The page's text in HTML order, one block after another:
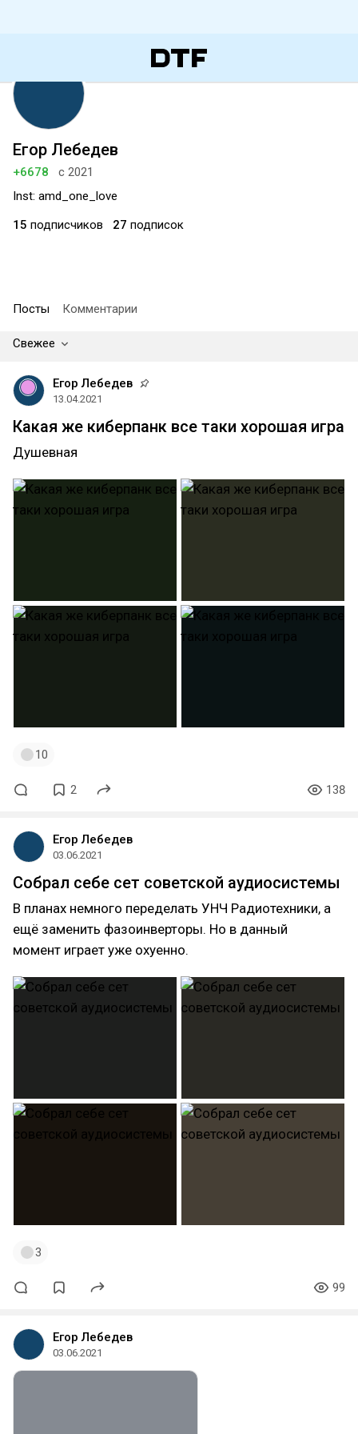
Егор Лебедев
+6678
с 2021
Inst: amd_one_love
15 подписчиков 27 подписок
Посты Комментарии
Свежее
Егор Лебедев
13.04.2021
Какая же киберпанк все таки хорошая игра
Душевная
10
2 138
Егор Лебедев
03.06.2021
Собрал себе сет советской аудиосистемы
В планах немного переделать УНЧ Радиотехники, а
ещё заменить фазоинверторы. Но в данный
момент играет уже охуенно.
3
99
Егор Лебедев
03.06.2021